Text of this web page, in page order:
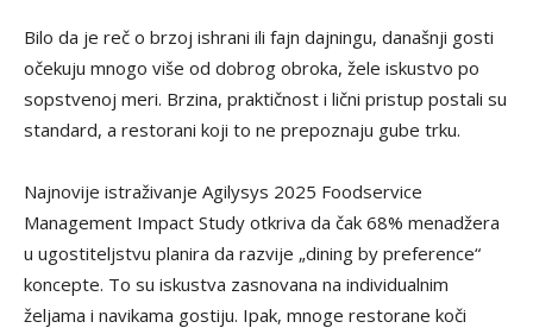
Bilo da je reč o brzoj ishrani ili fajn dajningu, današnji gosti
očekuju mnogo više od dobrog obroka, žele iskustvo po
sopstvenoj meri. Brzina, praktičnost i lični pristup postali su
standard, a restorani koji to ne prepoznaju gube trku.
Najnovije istraživanje Agilysys 2025 Foodservice
Management Impact Study otkriva da čak 68% menadžera
u ugostiteljstvu planira da razvije „dining by preference“
koncepte. To su iskustva zasnovana na individualnim
željama i navikama gostiju. Ipak, mnoge restorane koči